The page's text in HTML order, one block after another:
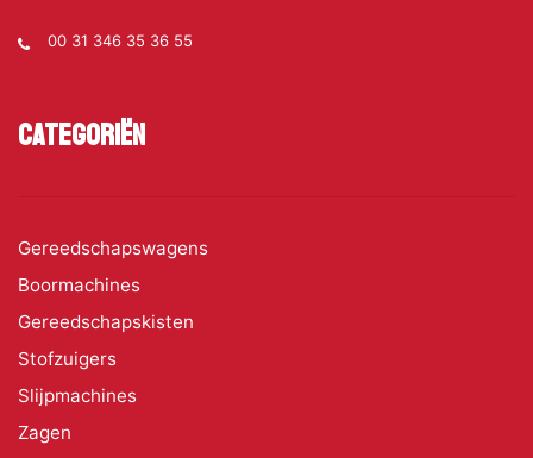
00 31 346 35 36 55
Categoriën
Gereedschapswagens
Boormachines
Gereedschapskisten
Stofzuigers
Slijpmachines
Zagen